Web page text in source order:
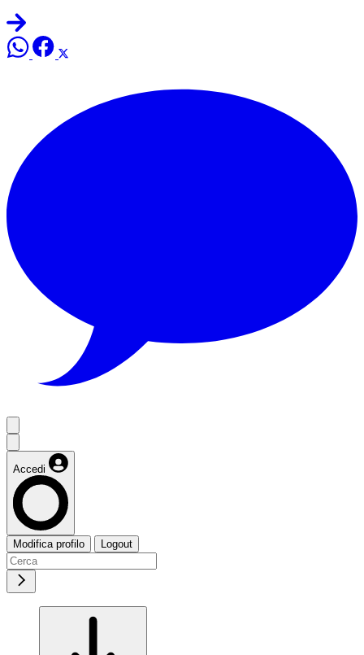
Accedi
Modifica profilo Logout